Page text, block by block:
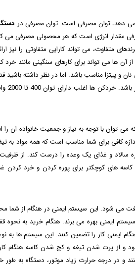
می دهد، توان مصرفی است. توان مصرفی در
مقدار انرژی است که هر محصولی مصرفی می
متفاوت، می تواند کارایی متفاوتی را نیز
ها می تواند برای کارهای سنگینی مانند
پیتزا مناسب باشد. اما در نظر داشته باشید
بیشتری را
توان با توجه به نیاز و جمعیت خانواده ان
نفر مناسب باشد و بتواند یکباره سالاد و غذای یک وعده را درست
های کوچکتر برای پوره کردن و خرد کردن
می شود. این سیستم ایمنی در هنگام از شما
ایمنی بهره می برند. هنگام خرید به
ایمنی کار را تضمین کنند. این سیستم ها به
و از پرت شدن تیغه و کج شدن کاسه هنگام
و در درجه حرارت زیاد موتور، دستگاه به